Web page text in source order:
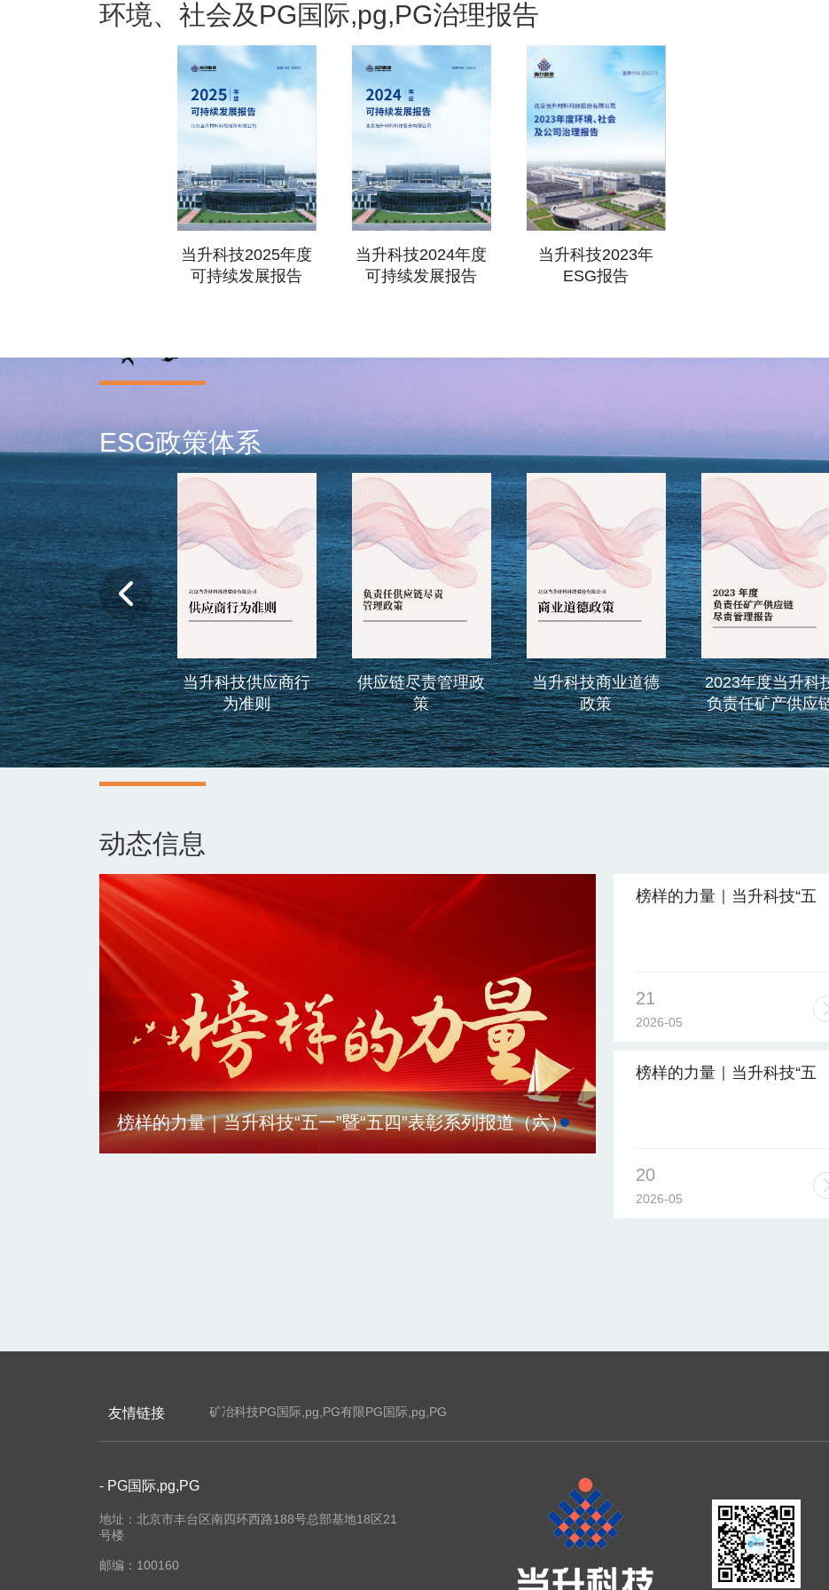
环境、社会及PG国际,pg,PG治理报告
当升科技2025年度
可持续发展报告
当升科技2024年度
可持续发展报告
当升科技2023年
ESG报告
ESG政策体系
当升科技供应商行
为准则
供应链尽责管理政
策
当升科技商业道德
政策
2023年度当升科技
负责任矿产供应链
尽责管理报告
当升科
动态信息
榜样的力量｜当升科技“五一”暨“五四”表彰系列报道（七）
榜样的力量｜当升科技“五
21
2026-05
榜样的力量｜当升科技“五
20
2026-05
友情链接 矿冶科技PG国际,pg,PG有限PG国际,pg,PG
- PG国际,pg,PG
地址：北京市丰台区南四环西路188号总部基地18区21
号楼
邮编：100160